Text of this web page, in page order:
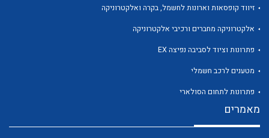
לכל מוצרי היצרן
זיווד קופסאות וארונות לחשמל, בקרה ואלקטרוניקה
אלקטרוניקה מחברים ורכיבי אלקטרוניקה
פתרונות וציוד לסביבה נפיצה EX
מטענים לרכב חשמלי
פתרונות לתחום הסולארי
מאמרים